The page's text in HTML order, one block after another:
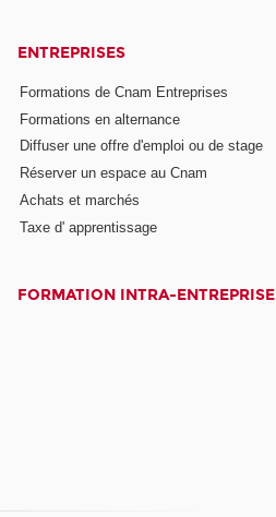
ENTREPRISES
Formations de Cnam Entreprises
Formations en alternance
Diffuser une offre d'emploi ou de stage
Réserver un espace au Cnam
Achats et marchés
Taxe d' apprentissage
FORMATION INTRA-ENTREPRISE